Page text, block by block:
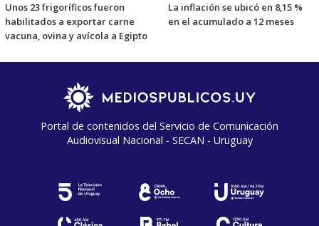
Unos 23 frigoríficos fueron
habilitados a exportar carne
vacuna, ovina y avícola a Egipto
La inflación se ubicó en 8,15 %
en el acumulado a 12 meses
Portal de contenidos del Servicio de Comunicación
Audiovisual Nacional - SECAN - Uruguay